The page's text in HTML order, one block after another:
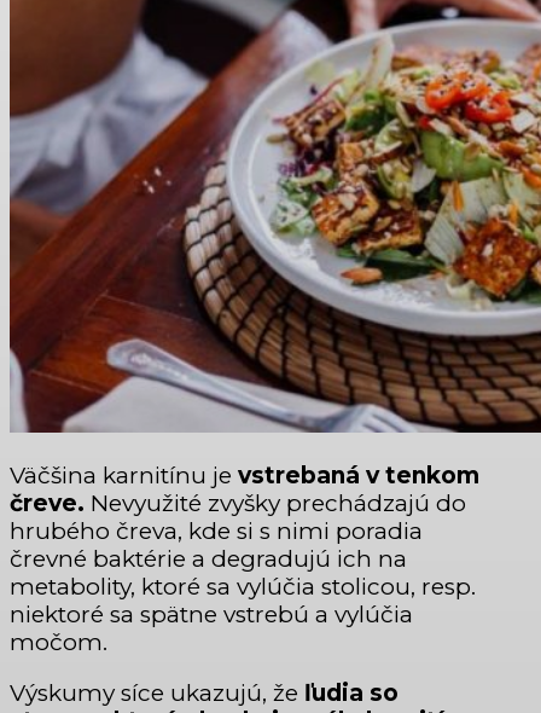
Väčšina karnitínu je vstrebaná v tenkom
čreve. Nevyužité zvyšky prechádzajú do
hrubého čreva, kde si s nimi poradia
črevné baktérie a degradujú ich na
metabolity, ktoré sa vylúčia stolicou, resp.
niektoré sa spätne vstrebú a vylúčia
močom.
Výskumy síce ukazujú, že ľudia so